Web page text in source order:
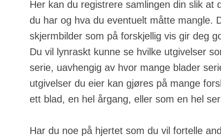
Her kan du registrere samlingen din slik at
du har og hva du eventuelt måtte mangle.
skjermbilder som på forskjellig vis gir deg
Du vil lynraskt kunne se hvilke utgivelser
serie, uavhengig av hvor mange blader
utgivelser du eier kan gjøres på mange
ett blad, en hel årgang, eller som en hel
Har du noe på hjertet som du vil fortelle